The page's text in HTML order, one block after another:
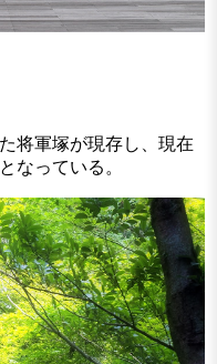
将軍塚が現存し、現在
なっている。